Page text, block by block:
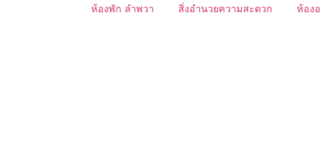
ห้องพัก ลำพวา สิ่งอำนวยความสะดวก ห้อง